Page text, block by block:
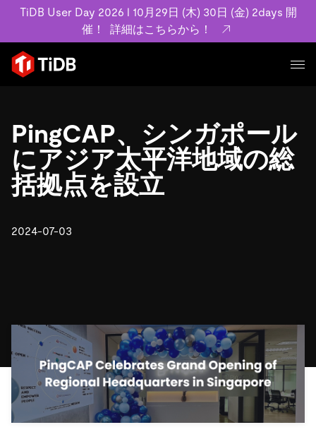
TiDB User Day 2026 l 10月29日 (木) 30日 (金) 2days 開
催！
詳細はこちらから！
プロダクト
MySQL互換の分散データベースで高可用性と水平スケー
ラビリティを備え大規模データをリアルタイムで処理でき
ます。
詳細はこちら
プラン
エコシステム
Integrations
TiKV
TiSpark
OSS Insight
ユースケース
事例記事
お客様事例やユーザーによる検証結果の記事などを紹介し
ています。
ユースケース
運用インテリジェンスの活用
MySQLワークロードの近代化
Build GenAI Applications
リソース
ブログ
イベント
Developer Hub
Discord Community
PingCAP University
TiDB Labs 認定資格試験
会社概要
す。
Trust Hub
お客様のデータの機密性、可用性、安全性について紹介し
ます。
TiDB Cloud
TiDB
開発者ガイド
無料で始める
PingCAP、シンガポール
にアジア太平洋地域の総
括拠点を設立
2024-07-03